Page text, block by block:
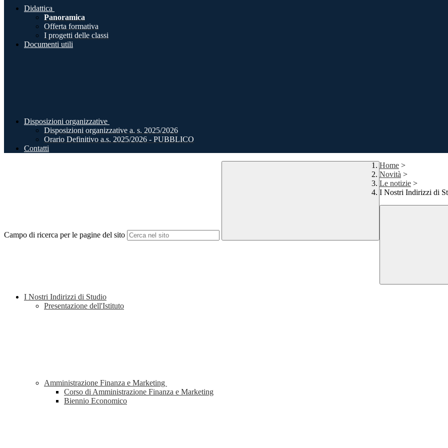
Didattica
Panoramica
Offerta formativa
I progetti delle classi
Documenti utili
Disposizioni organizzative
Disposizioni organizzative a. s. 2025/2026
Orario Definitivo a.s. 2025/2026 - PUBBLICO
Contatti
Campo di ricerca per le pagine del sito
Home >
Novità >
Le notizie >
I Nostri Indirizzi di
I Nostri Indirizzi di Studio
Presentazione dell'Istituto
Amministrazione Finanza e Marketing
Corso di Amministrazione Finanza e Marketing
Biennio Economico